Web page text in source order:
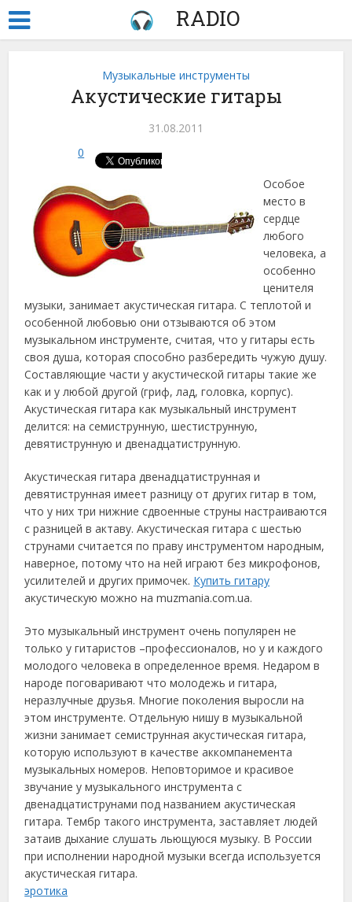
RADIO
Музыкальные инструменты
Акустические гитары
31.08.2011
0
Особое
место в
сердце
любого
человека, а
особенно
ценителя
музыки, занимает акустическая гитара.С теплотой и
особенной любовью они отзываются об этом
музыкальном инструменте, считая, что у гитары есть
своя душа, которая способно разбередить чужую душу.
Составляющие части у акустической гитары такие же
как и у любой другой (гриф, лад, головка, корпус).
Акустическая гитара как музыкальный инструмент
делится: на семиструнную, шестиструнную,
девятиструнную и двенадцатиструнную.
Акустическая гитара двенадцатиструнная и
девятиструнная имеет разницу от других гитар в том,
что у них три нижние сдвоенные струны настраиваются
с разницей в актаву. Акустическая гитара с шестью
струнами считается по праву инструментом народным,
наверное, потому что на ней играют без микрофонов,
усилителей и других примочек. Купить гитару
акустическую можно на muzmania.com.ua.
Это музыкальный инструмент очень популярен не
только у гитаристов –профессионалов, но у и каждого
молодого человека в определенное время. Недаром в
народе поговаривают что молодежь и гитара,
неразлучные друзья. Многие поколения выросли на
этом инструменте. Отдельную нишу в музыкальной
жизни занимает семиструнная акустическая гитара,
которую используют в качестве аккомпанемента
музыкальных номеров. Неповторимое и красивое
звучание у музыкального инструмента с
двенадцатиструнами под названием акустическая
гитара. Тембр такого инструмента, заставляет людей
затаив дыхание слушать льющуюся музыку. В России
при исполнении народной музыки всегда используется
акустическая гитара.
эротика